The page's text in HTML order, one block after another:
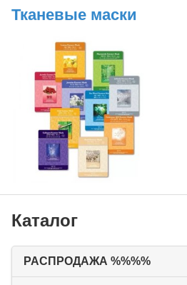
Тканевые маски
Каталог
РАСПРОДАЖА %%%%